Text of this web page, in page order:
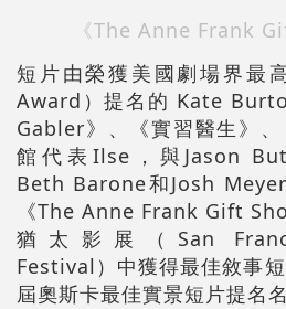
《The Anne Frank
短片由榮獲美國劇場界最
Award）提名的 Kate
Gabler》、《實習醫生》
館代表Ilse，與Jason
Beth Barone和Josh
《The Anne Frank Gift
猶太影展（San
Festival）中獲得最佳敘事
屆奧斯卡最佳實景短片提名名